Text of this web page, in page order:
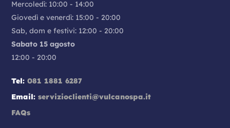
Mercoledì: 10:00 - 14:00
Giovedì e venerdì: 15:00 - 20:00
Sab, dom e festivi: 12:00 - 20:00
Sabato 15 agosto
12:00 - 20:00
Tel: 081 1881 6287
Email: servizioclienti@vulcanospa.it
FAQs